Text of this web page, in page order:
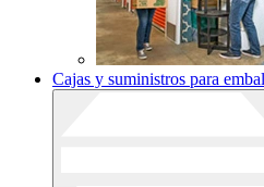
Cajas y suministros para